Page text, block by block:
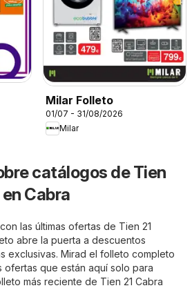
Milar Folleto
01/07 - 31/08/2026
Milar
catálogos de Tien
Cabra
las últimas ofertas de Tien 21
abre la puerta a descuentos
exclusivas. Mirad el folleto completo
ofertas que están aquí solo para
más reciente de Tien 21 Cabra